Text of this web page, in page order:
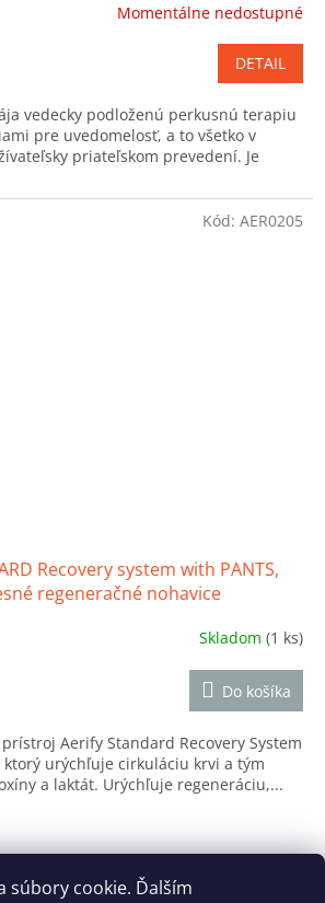
súbory cookie. Ďalším
Momentálne nedostupné
DETAIL
vedecky podloženú perkusnú terapiu
pre uvedomelosť, a to všetko v
priateľskom prevedení. Je
Recovery system with PANTS,
regeneračné nohavice
Skladom(1 ks)
Do košíka
Aerify Standard Recovery System
urýchľuje cirkuláciu krvi a tým
a laktát. Urýchľuje regeneráciu,...
Kód: AER0205
Ochrana osobných údajov